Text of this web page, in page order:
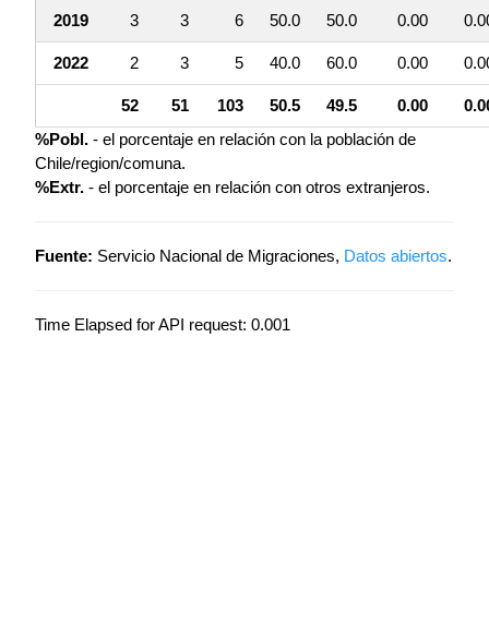
2019 3 3 6 50.0 50.0 0.00
2022 2 3 5 40.0 60.0 0.00
52 51 103 50.5 49.5 0.00
%Pobl. - el porcentaje en relación con la población de
Chile/region/comuna.
%Extr. - el porcentaje en relación con otros extranjeros.
Fuente: Servicio Nacional de Migraciones, Datos abiertos.
Time Elapsed for API request: 0.001